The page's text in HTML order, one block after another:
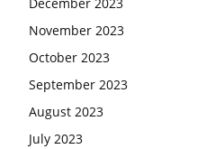
December 2023
November 2023
October 2023
September 2023
August 2023
July 2023